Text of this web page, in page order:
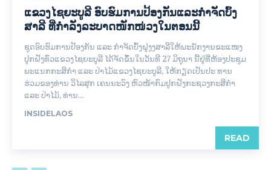
ແຂວງໄຊຍະບູລີ ອົບຮົມການປ້ອງກັນແລະກຳຈັດບົ້ງ
ສາລີ ທີ່ກຳລັງລະບາດໜັກໜ່ວງໃນຕອນນີ້
ຊຸດອົບຮົມການປ້ອງກັນ ແລະ ກຳຈັດບົ້ງຝູງງສາລີໃຫ້ພະນັກງານຂະແໜງ
ປູກຝັງທົ່ວແຂວງໄຊຍະບູລີ ໄດ້ຈັດຂຶ້ນໃນວັນທີ 27 ມິຖຸນາ ນີ້ຢູ່ທີ່ຫ້ອງປະຊຸມ
ພະແນກກະສິກຳ ແລະ ປ່າໄມ້ແຂວງໄຊຍະບູລີ, ໃຫ້ກຽດເປັນປະ ທານ
ຮ່ວມຂອງທ່ານ ວິໄລສຸກ ເຄນນະວົງ ຫົວໜ້າກົມປູກຝັງກະຊວງກະສິກຳ
ແລະ ປ່າໄມ້, ທ່ານ...
INSIDELAOS
READ